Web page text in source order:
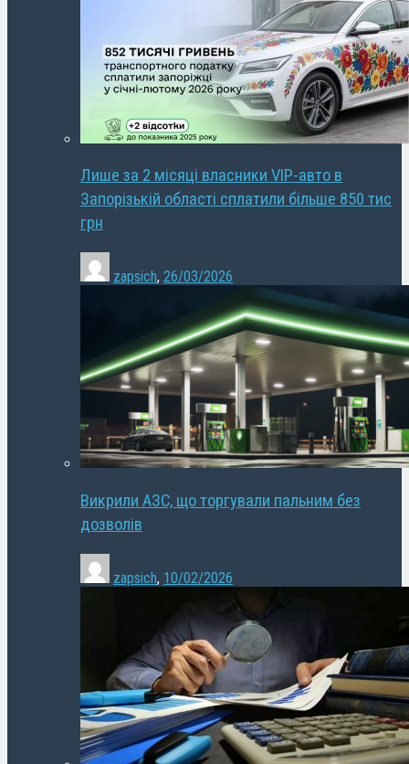
Лише за 2 місяці власники VIP-авто в
Запорізькій області сплатили більше 850 тис
грн
zapsich, 26/03/2026
Викрили АЗС, що торгували пальним без
дозволів
zapsich, 10/02/2026